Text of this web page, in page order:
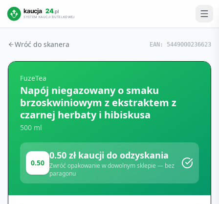
Wróć do skanera EAN: 5449000236623
FuzeTea
Napój niegazowany o smaku
brzoskwiniowym z ekstraktem z
czarnej herbaty i hibiskusa
500 ml
0.50
0.50 zł kaucji do odzyskania
Zwróć opakowanie w dowolnym sklepie — bez
paragonu